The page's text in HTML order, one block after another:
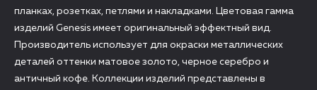
планках, розетках, петлями и накладками. Цветовая гамма
изделий Genesis имеет оригинальный эффектный вид.
Производитель использует для окраски металлических
деталей оттенки матовое золото, черное серебро и
античный кофе. Коллекции изделий представлены в